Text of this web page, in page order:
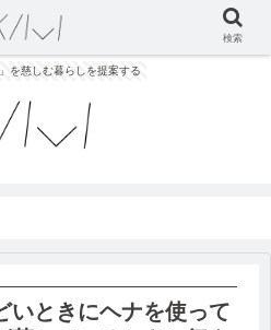
を慈しむ暮らしを提案する
いときにヘナを使って
検索